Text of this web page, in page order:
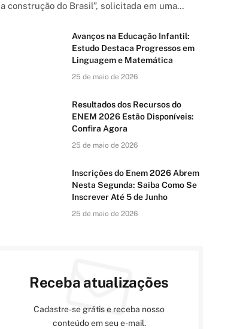
construção do Brasil”, solicitada em uma…
Avanços na Educação Infantil:
Estudo Destaca Progressos em
Linguagem e Matemática
25 de maio de 2026
Resultados dos Recursos do
ENEM 2026 Estão Disponíveis:
Confira Agora
25 de maio de 2026
Inscrições do Enem 2026 Abrem
Nesta Segunda: Saiba Como Se
Inscrever Até 5 de Junho
25 de maio de 2026
Receba atualizações
Cadastre-se grátis e receba nosso
conteúdo em seu e-mail.